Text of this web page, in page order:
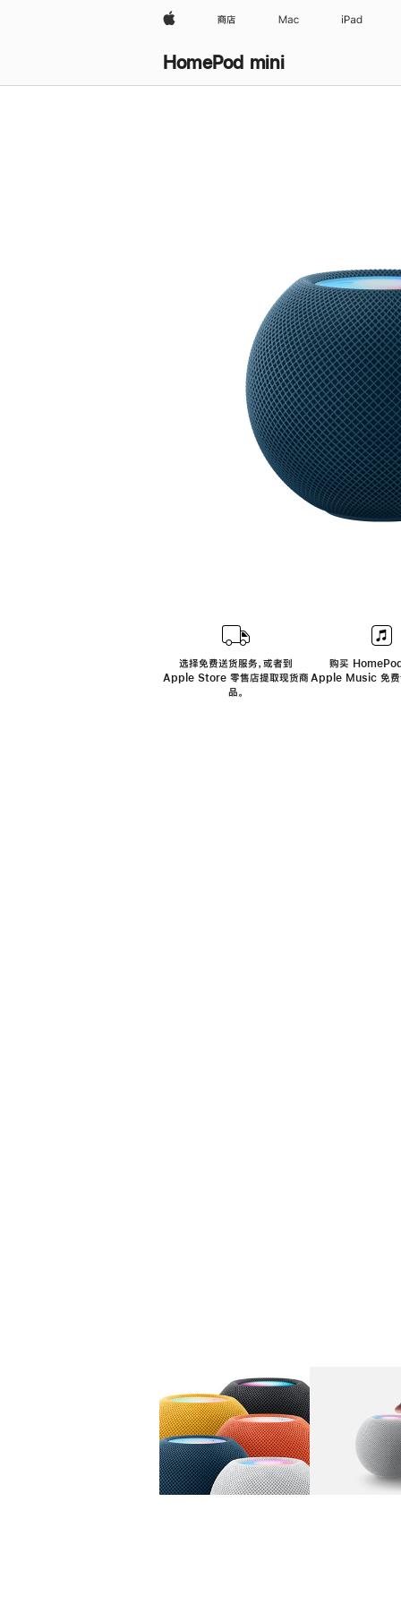
Apple 商店 Mac iPad
HomePod mini
选择免费送货服务，或者到
Apple Store 零售店提取现货商
品。
购买
Apple Music 免费
图库 图像 1